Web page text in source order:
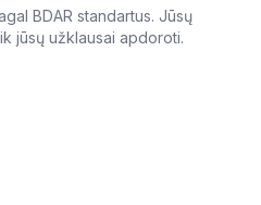
BDAR standartus. Jūsų
jūsų užklausai apdoroti.